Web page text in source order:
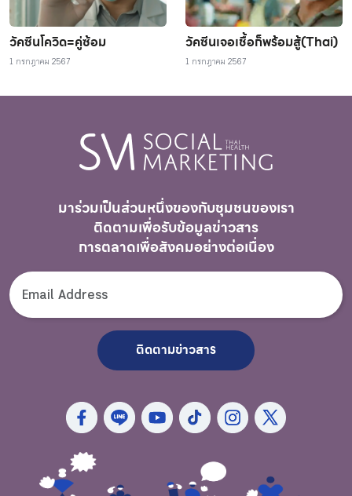
วัคซีนโควิด=คู่ซ้อม
1 กรกฎาคม 2567
วัคซีนเจอเชื้อก็พร้อมสู้(Thai)
1 กรกฎาคม 2567
มาร่วมเป็นส่วนหนึ่งของกับชุมชนของเรา
ติดตามเพื่อรับข้อมูลข่าวสาร
การตลาดเพื่อสังคมอย่างต่อเนื่อง
ติดตามข่าวสาร